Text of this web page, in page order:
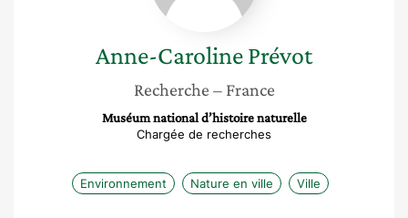
Anne-CarolinePrévot
Recherche – France
Muséum national d’histoire naturelle
Chargée de recherches
Environnement Nature en ville Ville